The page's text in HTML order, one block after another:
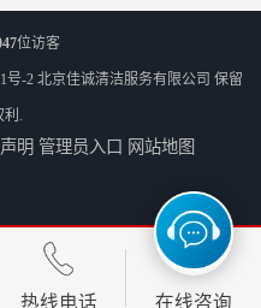
北京建筑物外墙清洁服务-北京高空保洁服务公司-北京物业管理服务公司
位访客
号-2 北京佳诚清洁服务有限公司 保留
.
明 管理员入口 网站地图
热线电话 在线咨询